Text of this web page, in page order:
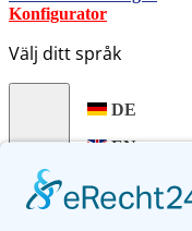
Konfigurator
Välj ditt språk
DE
EN